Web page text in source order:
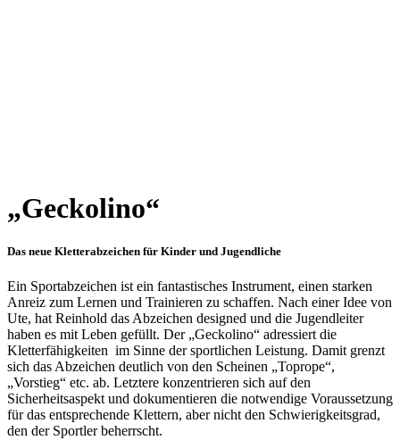
„Geckolino“
Das neue Kletterabzeichen für Kinder und Jugendliche
Ein Sportabzeichen ist ein fantastisches Instrument, einen starken
Anreiz zum Lernen und Trainieren zu schaffen. Nach einer Idee von
Ute, hat Reinhold das Abzeichen designed und die Jugendleiter
haben es mit Leben gefüllt. Der „Geckolino“ adressiert die
Kletterfähigkeiten im Sinne der sportlichen Leistung. Damit grenzt
sich das Abzeichen deutlich von den Scheinen „Toprope“,
„Vorstieg“ etc. ab. Letztere konzentrieren sich auf den
Sicherheitsaspekt und dokumentieren die notwendige Voraussetzung
für das entsprechende Klettern, aber nicht den Schwierigkeitsgrad,
den der Sportler beherrscht.